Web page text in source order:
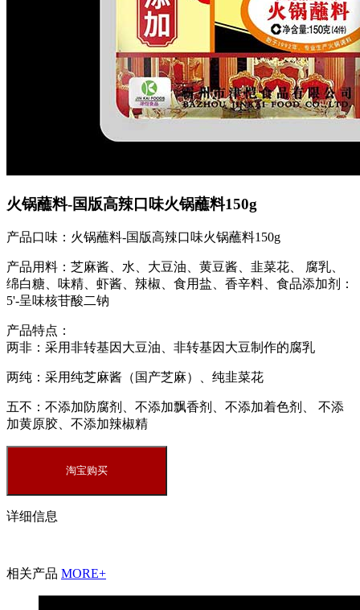
火锅蘸料-国版高辣口味火锅蘸料150g
产品口味： 火锅蘸料-国版高辣口味火锅蘸料150g
产品用料： 芝麻酱、水、大豆油、黄豆酱、韭菜花、 腐乳、
绵白糖、味精、虾酱、辣椒、食用盐、香辛料、食品添加剂：
5'-呈味核苷酸二钠
产品特点：
两非： 采用非转基因大豆油、非转基因大豆制作的腐乳
两纯： 采用纯芝麻酱（国产芝麻）、纯韭菜花
五不： 不添加防腐剂、不添加飘香剂、不添加着色剂、 不添
加黄原胶、不添加辣椒精
详细信息
相关产品 MORE+